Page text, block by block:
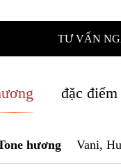
TƯ VẤN
đặc điểm
hương Vani,